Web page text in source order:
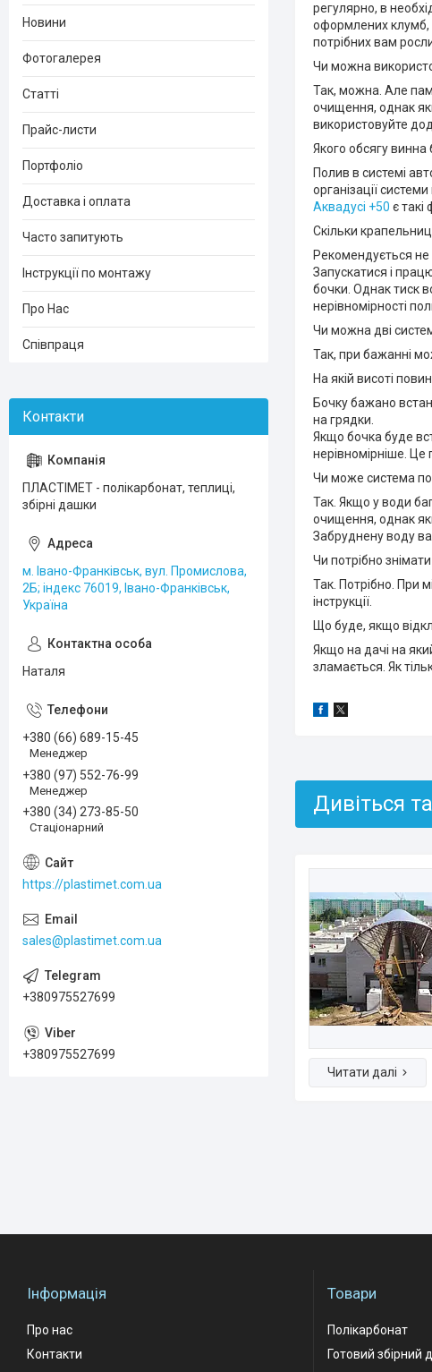
регулярно, в
оформлених клумб,
потрібних вам
Чи можна
Так, можна. Але пам
очищення, однак
використовуйте
Якого обсягу винна
Полив в системі
організації
Аквадусі +50 є такі
Скільки
Рекомендується
Запускатися і
бочки. Однак тиск
нерівномірності
Чи можна дві
Так, при бажанні
На якій висоті
Бочку бажано
на грядки.
Якщо бочка буде
нерівномірніше. Це
Чи може система
Так. Якщо у води
очищення, однак
Забруднену воду
Чи потрібно
Так. Потрібно. При
інструкції.
Що буде, якщо
Якщо на дачі на
зламається. Як
Новини
Фотогалерея
Статті
Прайс-листи
Портфоліо
Доставка і оплата
Часто запитують
Інструкції по монтажу
Про Нас
Співпраця
ПЛАСТІМЕТ - полікарбонат, теплиці,
збірні дашки
м. Івано-Франківськ, вул. Промислова,
2Б; індекс 76019, Івано-Франківськ,
Україна
Наталя
+380 (66) 689-15-45
Менеджер
+380 (97) 552-76-99
Менеджер
+380 (34) 273-85-50
Стаціонарний
https://plastimet.com.ua
sales@plastimet.com.ua
+380975527699
+380975527699
Інформація
Про нас
Контакти
Товари
Полікарбонат
Готовий збірний